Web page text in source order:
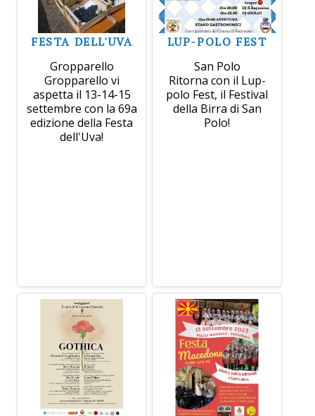
FESTA DELL'UVA
Gropparello
Gropparello vi
aspetta il 13-14-15
settembre con la 69a
edizione della Festa
dell'Uva!
LUP-POLO FEST
San Polo
Ritorna con il Lup-
polo Fest, il Festival
della Birra di San
Polo!